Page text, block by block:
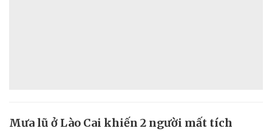
Mưa lũ ở Lào Cai khiến 2 người mất tích